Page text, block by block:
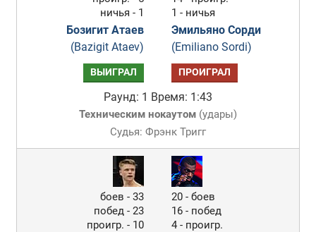
ничья - 1
Бозигит Атаев
(Bazigit Ataev)
1 - ничья
Эмильяно Сорди
(Emiliano Sordi)
ВЫИГРАЛ ПРОИГРАЛ
Раунд: 1 Время: 1:43
Техническим нокаутом(удары)
Судья: Фрэнк Тригг
боев - 33
побед - 23
проигр. - 10
20 - боев
16 - побед
4 - проигр.